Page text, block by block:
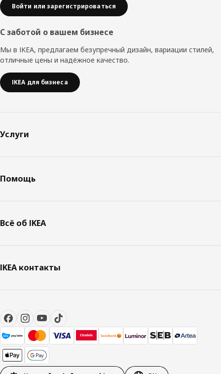
Войти или зарегистрироваться
С заботой о вашем бизнесе
Мы в IKEA, предлагаем безупречный дизайн, вариации стилей,
отличные цены и надёжное качество.
IKEA для бизнеса
Услуги
Помощь
Всё об IKEA
IKEA контакты